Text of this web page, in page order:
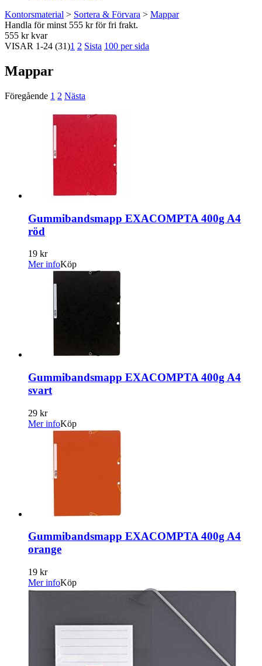
Kontorsmaterial > Sortera & Förvara > Mappar
Handla för minst 555 kr för fri frakt.
555 kr kvar
VISAR 1-24 (31)1 2 Sista 100 per sida
Mappar
Föregående 1 2 Nästa
Gummibandsmapp EXACOMPTA 400g A4
röd
19 kr
Mer infoKöp
Gummibandsmapp EXACOMPTA 400g A4
svart
29 kr
Mer infoKöp
Gummibandsmapp EXACOMPTA 400g A4
orange
19 kr
Mer infoKöp